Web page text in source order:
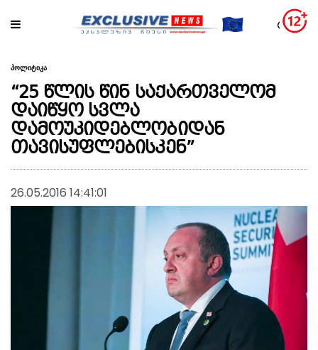
პოლიტიკა
“25 წლის წინ საქართველომ
დაიწყო სვლა
დამოუკიდებლობიდან
თავისუფლებისკენ”
26.05.2016 14:41:01